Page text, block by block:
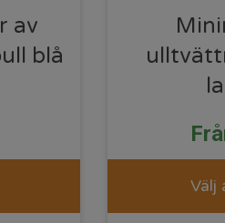
av
blå
Välj